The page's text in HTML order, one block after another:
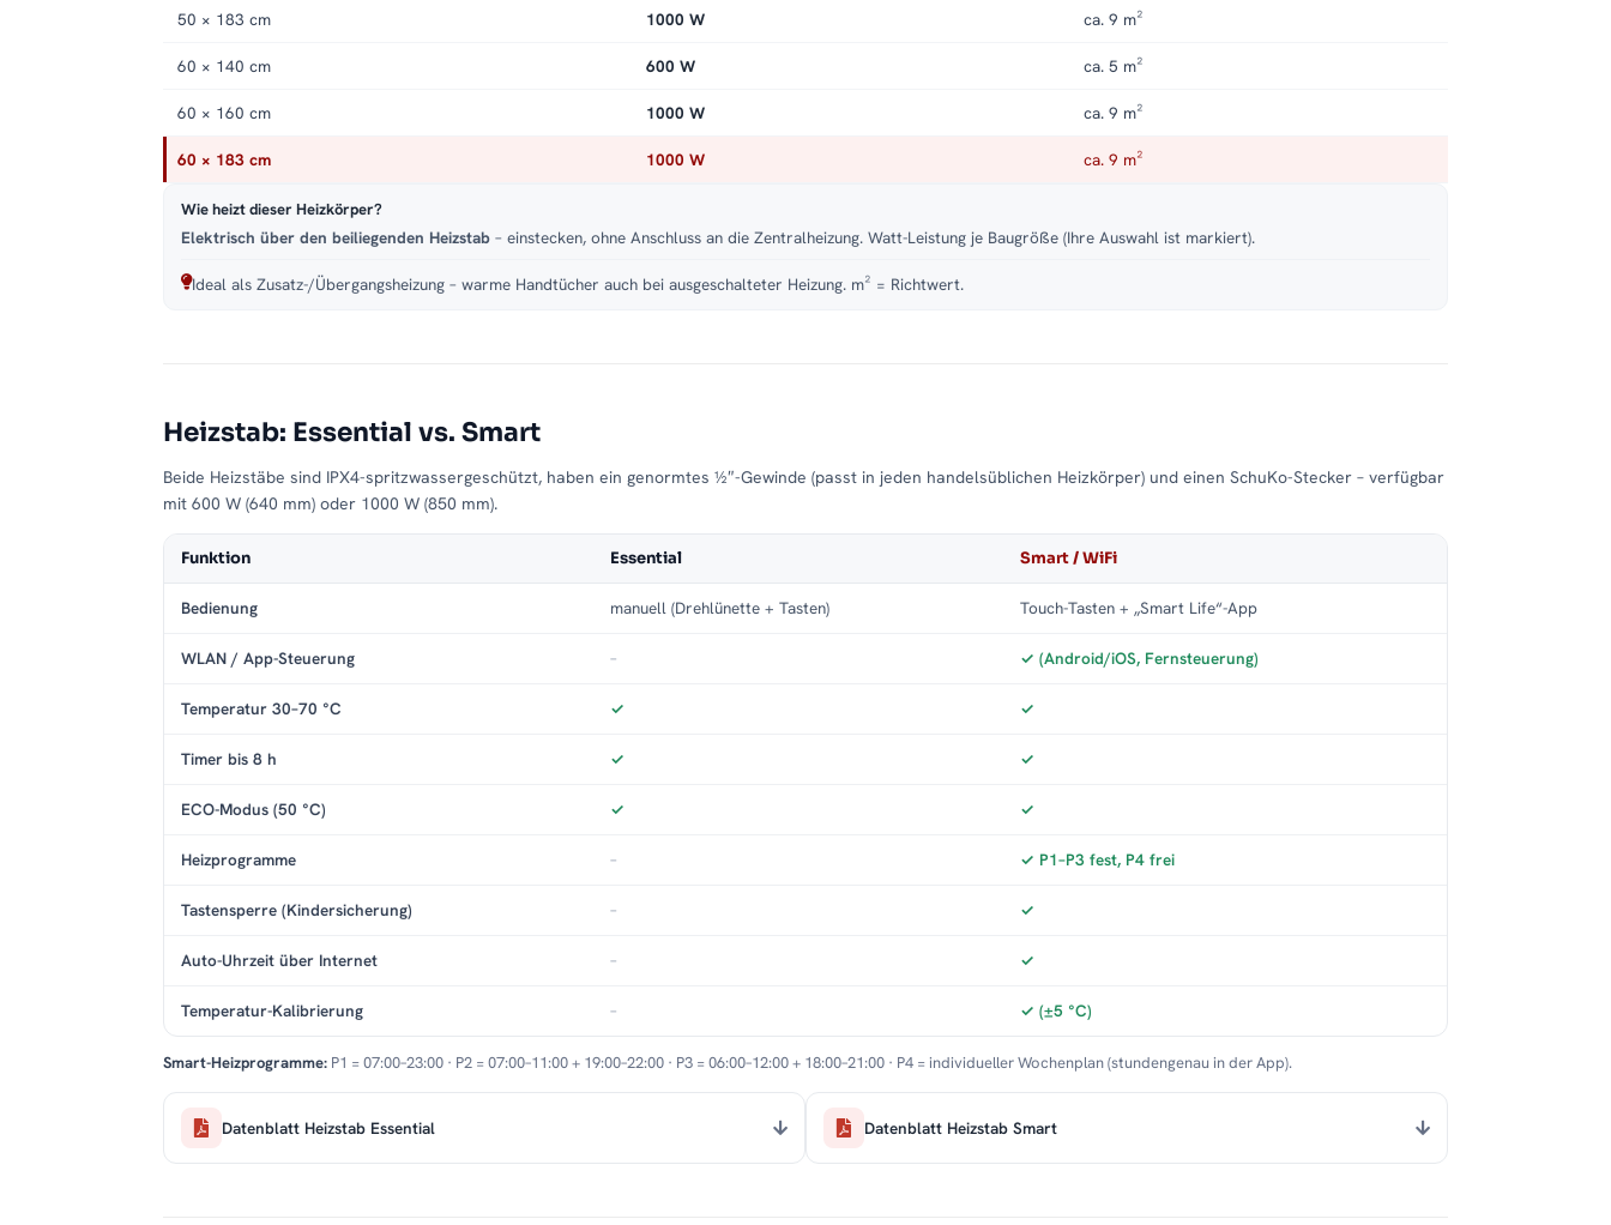
50 × 183 cm 1000 W ca. 9 m²
60 × 140 cm 600 W ca. 5 m²
60 × 160 cm 1000 W ca. 9 m²
60 × 183 cm 1000 W ca. 9 m²
Wie heizt dieser Heizkörper?
Elektrisch über den beiliegenden Heizstab – einstecken, ohne Anschluss an die Zentralheizung. Watt-Leistung je Baugröße (Ihre Auswahl ist markiert).
Ideal als Zusatz-/Übergangsheizung – warme Handtücher auch bei ausgeschalteter Heizung. m² = Richtwert.
Heizstab: Essential vs. Smart
Beide Heizstäbe sind IPX4-spritzwassergeschützt, haben ein genormtes ½″-Gewinde (passt in jeden handelsüblichen Heizkörper) und einen SchuKo-Stecker – verfügbar
mit 600 W (640 mm) oder 1000 W (850 mm).
Funktion Essential Smart / WiFi
Bedienung manuell (Drehlünette + Tasten) Touch-Tasten + „Smart Life“-App
WLAN / App-Steuerung – ✓ (Android/iOS, Fernsteuerung)
Temperatur 30–70 °C ✓ ✓
Timer bis 8 h ✓ ✓
ECO-Modus (50 °C) ✓ ✓
Heizprogramme – ✓ P1–P3 fest, P4 frei
Tastensperre (Kindersicherung) – ✓
Auto-Uhrzeit über Internet – ✓
Temperatur-Kalibrierung – ✓ (±5 °C)
Smart-Heizprogramme: P1 = 07:00–23:00 · P2 = 07:00–11:00 + 19:00–22:00 · P3 = 06:00–12:00 + 18:00–21:00 · P4 = individueller Wochenplan (stundengenau in der App).
Datenblatt Heizstab Essential Datenblatt Heizstab Smart